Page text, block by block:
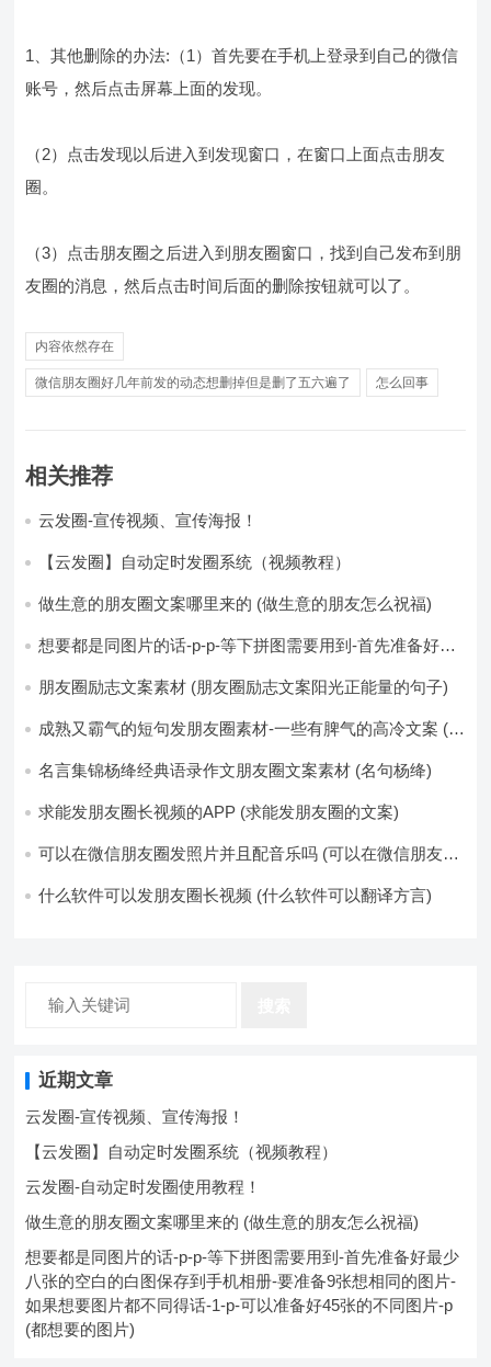
1、其他删除的办法:（1）首先要在手机上登录到自己的微信
账号，然后点击屏幕上面的发现。
（2）点击发现以后进入到发现窗口，在窗口上面点击朋友
圈。
（3）点击朋友圈之后进入到朋友圈窗口，找到自己发布到朋
友圈的消息，然后点击时间后面的删除按钮就可以了。
内容依然存在
微信朋友圈好几年前发的动态想删掉但是删了五六遍了 怎么回事
相关推荐
云发圈-宣传视频、宣传海报！
【云发圈】自动定时发圈系统（视频教程）
做生意的朋友圈文案哪里来的 (做生意的朋友怎么祝福)
想要都是同图片的话-p-p-等下拼图需要用到-首先准备好最
片-如果想要图片都不同得话-1-p-可以准备好45张的不同图
朋友圈励志文案素材 (朋友圈励志文案阳光正能量的句子)
成熟又霸气的短句发朋友圈素材-一些有脾气的高冷文案 (成
名言集锦杨绛经典语录作文朋友圈文案素材 (名句杨绛)
求能发朋友圈长视频的APP (求能发朋友圈的文案)
可以在微信朋友圈发照片并且配音乐吗 (可以在微信朋友圈
什么软件可以发朋友圈长视频 (什么软件可以翻译方言)
近期文章
云发圈-宣传视频、宣传海报！
【云发圈】自动定时发圈系统（视频教程）
云发圈-自动定时发圈使用教程！
做生意的朋友圈文案哪里来的 (做生意的朋友怎么祝福)
想要都是同图片的话-p-p-等下拼图需要用到-首先准备好最少
八张的空白的白图保存到手机相册-要准备9张想相同的图片-
如果想要图片都不同得话-1-p-可以准备好45张的不同图片-p
(都想要的图片)